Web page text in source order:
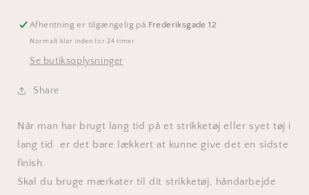
med
egen
-
x
mm
4
stk.
med
egen
-
mm
-
4
Afhentning er tilgængelig på Frederiksgade 12
Normalt klar inden for 24 timer
Se butiksoplysninger
Share
Når man har brugt lang tid på et strikketøj eller syet tøj i
lang tid er det bare lækkert at kunne give det en sidste
finish.
Skal du bruge mærkater til dit strikketøj, håndarbejde